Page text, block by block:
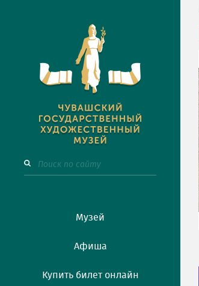
Музей
Афиша
Купить билет онлайн